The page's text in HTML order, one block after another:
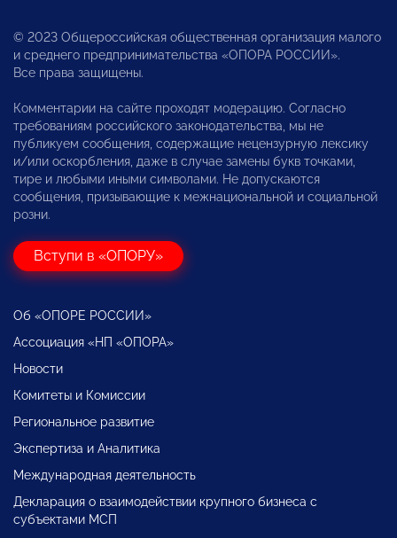
© 2023 Общероссийская общественная организация малого
и среднего предпринимательства «ОПОРА РОССИИ».
Все права защищены.
Комментарии на сайте проходят модерацию. Согласно
требованиям российского законодательства, мы не
публикуем сообщения, содержащие нецензурную лексику
и/или оскорбления, даже в случае замены букв точками,
тире и любыми иными символами. Не допускаются
сообщения, призывающие к межнациональной и социальной
розни.
Вступи в «ОПОРУ»
Об «ОПОРЕ РОССИИ»
Ассоциация «НП «ОПОРА»
Новости
Комитеты и Комиссии
Региональное развитие
Экспертиза и Аналитика
Международная деятельность
Декларация о взаимодействии крупного бизнеса с
субъектами МСП